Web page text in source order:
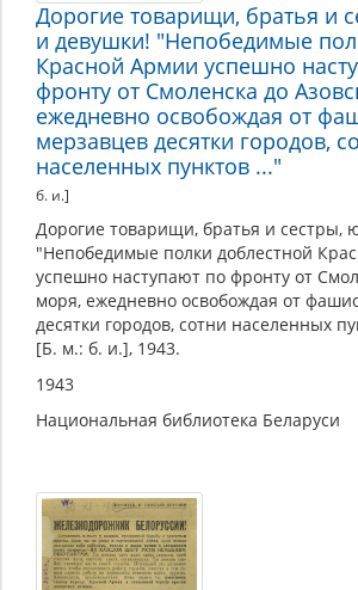
Дорогие товарищи, братья и
и девушки! "Непобедимые
Красной Армии успешно
фронту от Смоленска до
ежедневно освобождая от
мерзавцев десятки городов,
населенных пунктов ..."
б. и.]
Дорогие товарищи, братья и сестры,
"Непобедимые полки доблестной
успешно наступают по фронту от
моря, ежедневно освобождая от
десятки городов, сотни населенных
[Б. м.: б. и.], 1943.
1943
Национальная библиотека Беларуси